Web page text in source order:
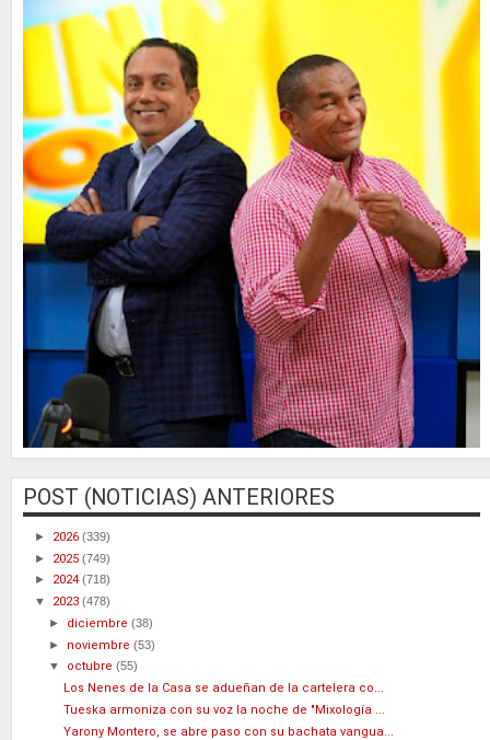
POST (NOTICIAS) ANTERIORES
► 2026 (339)
► 2025 (749)
► 2024 (718)
▼ 2023 (478)
► diciembre(38)
► noviembre(53)
▼ octubre(55)
Los Nenes de la Casa se adueñan de la cartelera co...
Tueska armoniza con su voz la noche de "Mixología ...
Yarony Montero, se abre paso con su bachata vangua...